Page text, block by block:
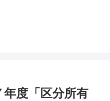
年度「区分所有